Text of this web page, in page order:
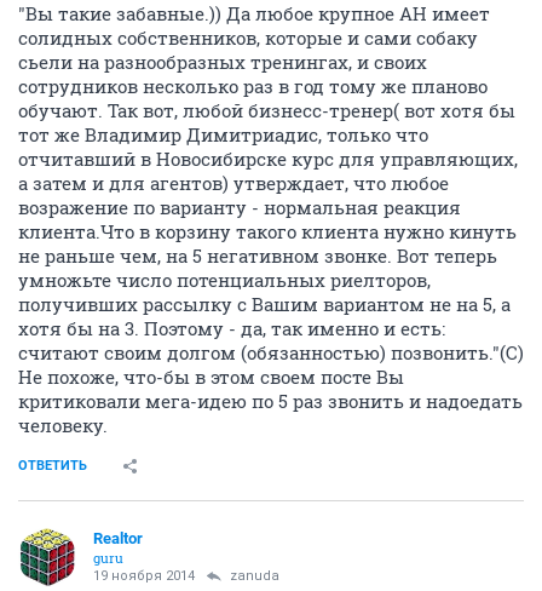
"Вы такие забавные.)) Да любое крупное АН имеет
солидных собственников, которые и сами собаку
сьели на разнообразных тренингах, и своих
сотрудников несколько раз в год тому же планово
обучают. Так вот, любой бизнесс-тренер( вот хотя бы
тот же Владимир Димитриадис, только что
отчитавший в Новосибирске курс для управляющих,
а затем и для агентов) утверждает, что любое
возражение по варианту - нормальная реакция
клиента.Что в корзину такого клиента нужно кинуть
не раньше чем, на 5 негативном звонке. Вот теперь
умножьте число потенциальных риелторов,
получивших рассылку с Вашим вариантом не на 5, а
хотя бы на 3. Поэтому - да, так именно и есть:
считают своим долгом (обязанностью) позвонить."(С)
Не похоже, что-бы в этом своем посте Вы
критиковали мега-идею по 5 раз звонить и надоедать
человеку.
ОТВЕТИТЬ
Realtor
guru
19 ноября 2014 zanuda